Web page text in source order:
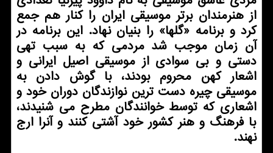
از هنرمندان برتر موسیقی ایران را كنار هم جمع
كرد و برنامه «گلها» را بنیان نهاد. این برنامه در
آن زمان موجب شد مردمی كه به سبب تهی
دستی و بی سوادی از موسیقی اصیل ایرانی و
اشعار كهن محروم بودند، با گوش دادن به
موسیقی چیره دست ترین نوازندگان دوران خود و
اشعاری كه توسط خوانندگان مطرح می شنیدند،
با فرهنگ و هنر كشور خود آشتی كنند و آنرا ارج
نهند.